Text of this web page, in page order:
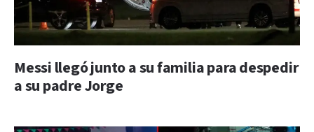
Messi llegó junto a su familia para despedir
a su padre Jorge